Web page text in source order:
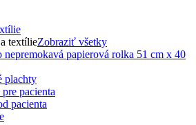
textílieZobraziť všetky
plachty
pacienta